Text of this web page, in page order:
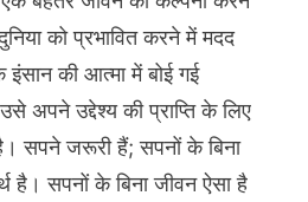
को प्रभावित करने में मदद
की आत्मा में बोई गई
अपने उद्देश्य की प्राप्ति के लिए
है। सपने जरूरी हैं; सपनों के बिना
है। सपनों के बिना जीवन ऐसा है